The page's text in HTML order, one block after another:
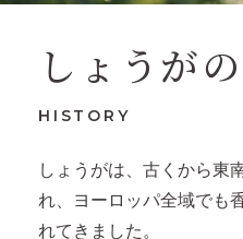
しょうが
HISTORY
しょうがは、古くから東
れ、ヨーロッパ全域でも
れてきました。